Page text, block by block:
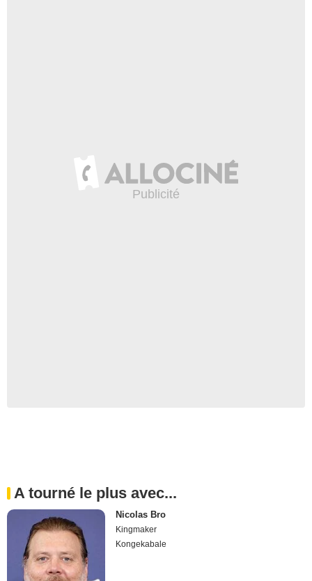
A tourné le plus avec...
Nicolas Bro
Kingmaker
Kongekabale